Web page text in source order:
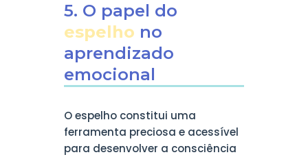
5. O papel do
espelho no
aprendizado
emocional
O espelho constitui uma
ferramenta preciosa e acessível
para desenvolver a consciência